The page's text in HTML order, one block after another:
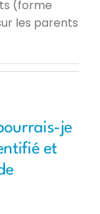
(forme
les parents
je
et